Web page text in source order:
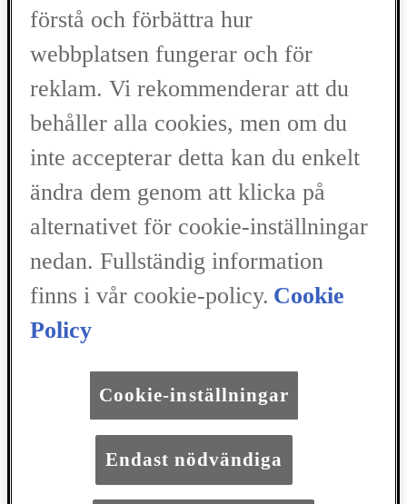
Tack för ditt besök
Bilar
LBX
RZ
NX
RX
ES
Lexus Link
Lexus policies
Kontakta oss
förstå och förbättra hur
webbplatsen fungerar och för
reklam. Vi rekommenderar att du
behåller alla cookies, men om du
inte accepterar detta kan du enkelt
ändra dem genom att klicka på
alternativet för cookie-inställningar
nedan. Fullständig information
finns i vår cookie-policy. Cookie
Policy
Cookie-inställningar
Endast nödvändiga